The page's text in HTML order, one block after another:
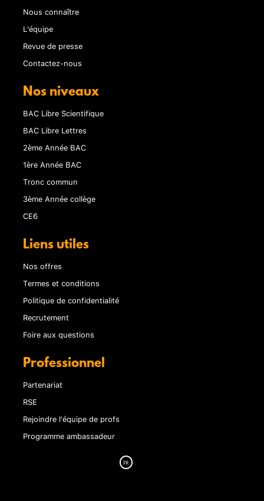
Nous connaître
L'équipe
Revue de presse
Contactez-nous
Nos niveaux
BAC Libre Scientifique
BAC Libre Lettres
2ème Année BAC
1ère Année BAC
Tronc commun
3ème Année collège
CE6
Liens utiles
Nos offres
Termes et conditions
Politique de confidentialité
Recrutement
Foire aux questions
Professionnel
Partenariat
RSE
Rejoindre l'équipe de profs
Programme ambassadeur